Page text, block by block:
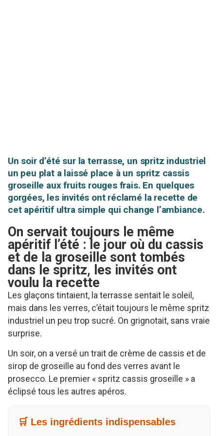
Un soir d’été sur la terrasse, un spritz industriel
un peu plat a laissé place à un spritz cassis
groseille aux fruits rouges frais. En quelques
gorgées, les invités ont réclamé la recette de
cet apéritif ultra simple qui change l’ambiance.
On servait toujours le même
apéritif l’été : le jour où du cassis
et de la groseille sont tombés
dans le spritz, les invités ont
voulu la recette
Les glaçons tintaient, la terrasse sentait le soleil,
mais dans les verres, c’était toujours le même spritz
industriel un peu trop sucré. On grignotait, sans vraie
surprise.
Un soir, on a versé un trait de crème de cassis et de
sirop de groseille au fond des verres avant le
prosecco. Le premier « spritz cassis groseille » a
éclipsé tous les autres apéros.
🛒 Les ingrédients indispensables